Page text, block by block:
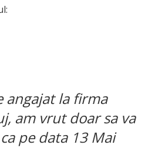
angajat la firma
am vrut doar sa va
pe data 13 Mai